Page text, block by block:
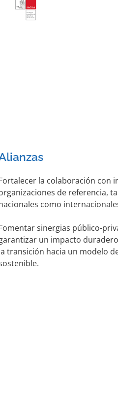
la colaboración con
de referencia,
como
sinergias público-
un impacto
transición hacia un modelo